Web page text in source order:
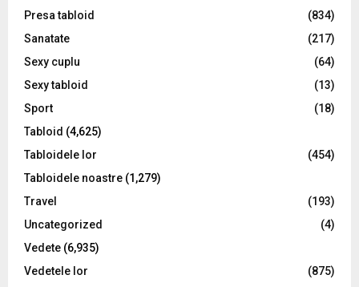
Presa tabloid
(834)
Sanatate
(217)
Sexy cuplu
(64)
Sexy tabloid
(13)
Sport
(18)
Tabloid (4,625)
Tabloidele lor
(454)
Tabloidele noastre (1,279)
Travel
(193)
Uncategorized
(4)
Vedete (6,935)
Vedetele lor
(875)